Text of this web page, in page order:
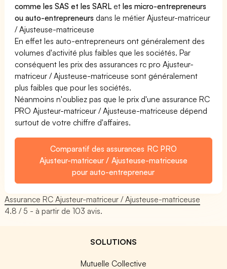
comme les SAS et les SARL etles micro-entrepreneurs
ou auto-entrepreneurs dans le métier Ajusteur-matriceur
/ Ajusteuse-matriceuse
En effet les auto-entrepreneurs ont généralement des
volumes d'activité plus faibles que les sociétés. Par
conséquent les prix des assurances rc pro Ajusteur-
matriceur / Ajusteuse-matriceuse sont généralement
plus faibles que pour les sociétés.
Néanmoins n'oubliez pas que le prix d'une assurance RC
PRO Ajusteur-matriceur / Ajusteuse-matriceuse dépend
surtout de votre chiffre d'affaires.
Comparatif des assurances RC PRO
Ajusteur-matriceur / Ajusteuse-matriceuse
pour auto-entrepreneur
Assurance RC Ajusteur-matriceur / Ajusteuse-matriceuse
4.8 / 5 - à partir de103 avis.
SOLUTIONS
Mutuelle Collective